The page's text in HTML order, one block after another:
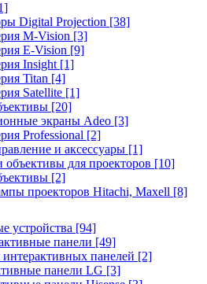
Digital Projection [38]
M-Vision [3]
E-Vision [9]
Insight [1]
Titan [4]
Satellite [1]
[20]
экраны Adeo [3]
Professional [2]
и аксессуары [1]
для проекторов [10]
[2]
проекторов Hitachi, Maxell [8]
устройства [94]
панели [49]
интерактивных панелей [2]
панели LG [3]